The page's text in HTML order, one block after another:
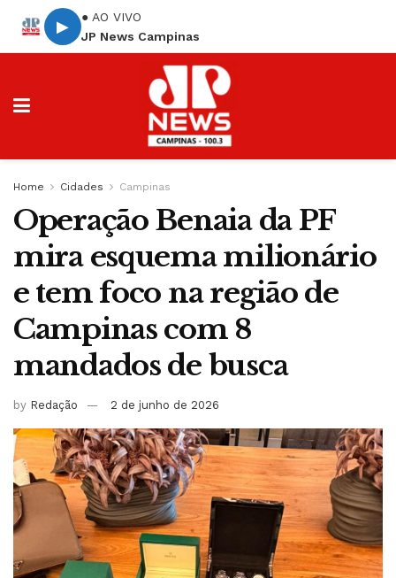
▶
● AO VIVO
JP News Campinas
Home Cidades Campinas
Operação Benaia da PF
mira esquema milionário
e tem foco na região de
Campinas com 8
mandados de busca
by Redação 2 de junho de 2026